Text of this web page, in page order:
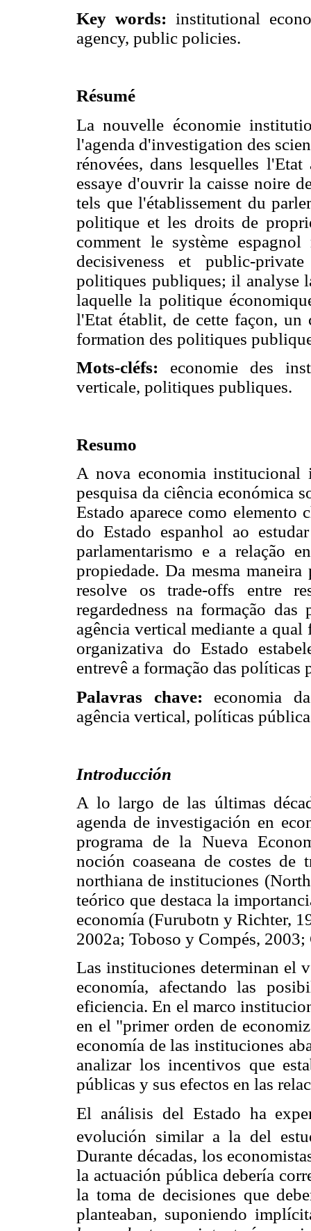
Key words: institutional
agency, public policies.
Résumé
La nouvelle économie
l'agenda d'investigation des
rénovées, dans lesquelles
essaye d'ouvrir la caisse noire
tels que l'établissement du
politique et les droits de
comment le système
decisiveness et public-
politiques publiques; il analyse
laquelle la politique
l'Etat établit, de cette façon,
formation des politiques
Mots-cléfs: economie des
verticale, politiques publiques.
Resumo
A nova economia institucional
pesquisa da ciência económica
Estado aparece como elemento
do Estado espanhol ao
parlamentarismo e a relação
propiedade. Da mesma
resolve os trade-offs entre
regardedness na formação
agência vertical mediante a
organizativa do Estado
entrevê a formação das políticas
Palavras chave: economia
agência vertical, políticas
Introducción
A lo largo de las últimas
agenda de investigación en
programa de la Nueva
noción coaseana de costes
northiana de instituciones
teórico que destaca la
economía (Furubotn y Richter,
2002a; Toboso y Compés,
Las instituciones determinan el
economía, afectando las
eficiencia. En el marco
en el "primer orden de
economía de las instituciones
analizar los incentivos que
públicas y sus efectos en las
El análisis del Estado ha
evolución similar a la del
Durante décadas, los
la actuación pública debería
la toma de decisiones que
planteaban, suponiendo